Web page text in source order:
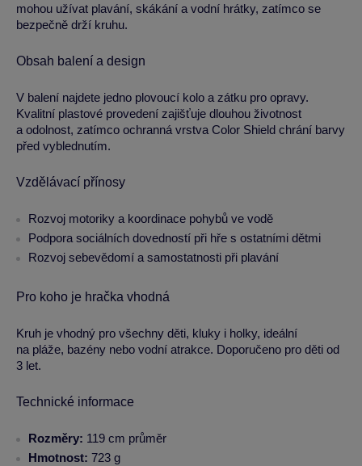
mohou užívat plavání, skákání a vodní hrátky, zatímco se
bezpečně drží kruhu.
Obsah balení a design
V balení najdete jedno plovoucí kolo a zátku pro opravy.
Kvalitní plastové provedení zajišťuje dlouhou životnost
a odolnost, zatímco ochranná vrstva Color Shield chrání barvy
před vyblednutím.
Vzdělávací přínosy
Rozvoj motoriky a koordinace pohybů ve vodě
Podpora sociálních dovedností při hře s ostatními dětmi
Rozvoj sebevědomí a samostatnosti při plavání
Pro koho je hračka vhodná
Kruh je vhodný pro všechny děti, kluky i holky, ideální
na pláže, bazény nebo vodní atrakce. Doporučeno pro děti od
3 let.
Technické informace
Rozměry: 119 cm průměr
Hmotnost: 723 g